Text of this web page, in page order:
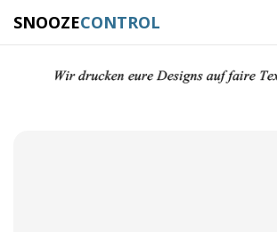
SNOOZECONTROL